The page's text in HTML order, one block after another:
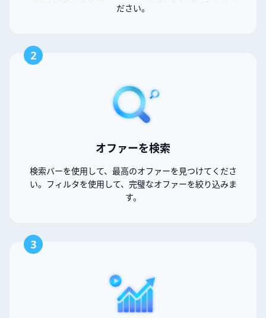
ださい。
2
オファーを検索
検索バーを使用して、最高のオファーを見つけてくださ
い。フィルタを使用して、完璧なオファーを絞り込みま
す。
3